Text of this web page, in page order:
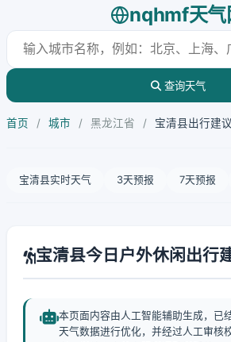
nqhmf天气
查询天气
首页 / 城市 / 黑龙江省 / 宝清县出行建议
宝清县实时天气 3天预报 7天预报
宝清县今日户外休闲出行
本页面内容由人工智能辅助生成，已
天气数据进行优化，并经过人工审核